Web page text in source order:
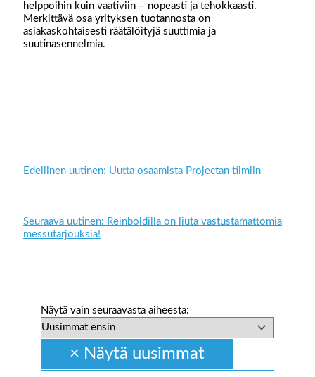
helppoihin kuin vaativiin – nopeasti ja tehokkaasti.
Merkittävä osa yrityksen tuotannosta on
asiakaskohtaisesti räätälöityjä suuttimia ja
suutinasennelmia.
Edellinen uutinen: Uutta osaamista Projectan tiimiin
Seuraava uutinen: Reinboldilla on liuta vastustamattomia
messutarjouksia!
Näytä vain seuraavasta aiheesta: